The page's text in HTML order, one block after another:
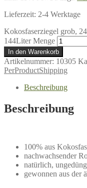
Lieferzeit: 2-4 Werktage
Kokosfaserziegel grob,
144Liter Menge
In den Warenkorb
Artikelnummer: 10305
PerProductShipping
Beschreibung
Beschreibung
100% aus
nachwachsender
natürlich,
gewonnen aus der